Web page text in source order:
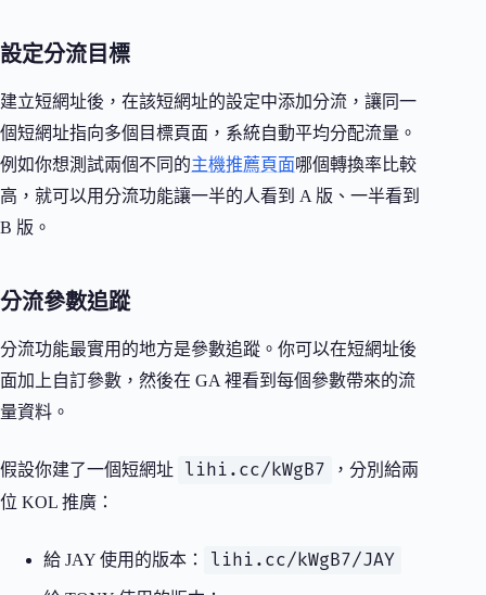
設定分流目標
建立短網址後，在該短網址的設定中添加分流，讓同一
個短網址指向多個目標頁面，系統自動平均分配流量。
例如你想測試兩個不同的主機推薦頁面哪個轉換率比較
高，就可以用分流功能讓一半的人看到 A 版、一半看到
B 版。
分流參數追蹤
分流功能最實用的地方是參數追蹤。你可以在短網址後
面加上自訂參數，然後在 GA 裡看到每個參數帶來的流
量資料。
假設你建了一個短網址 lihi.cc/kWgB7
，分別給兩
位 KOL 推廣：
給 JAY 使用的版本： lihi.cc/kWgB7/JAY